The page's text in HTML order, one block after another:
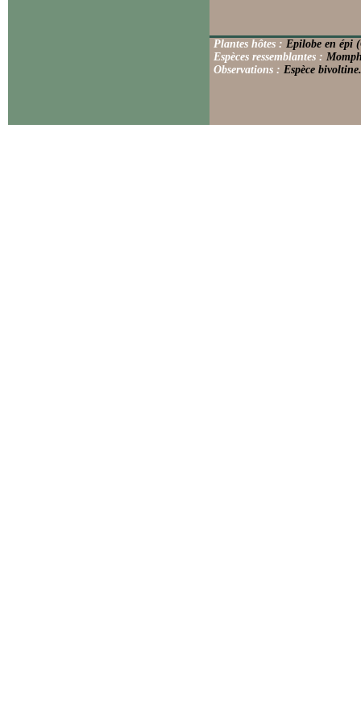
Plantes hôtes : Epilobe en épi
Espèces ressemblantes :
Observations : Espèce